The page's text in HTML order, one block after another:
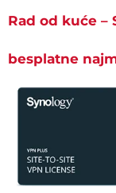
Rad od kuće –
besplatne